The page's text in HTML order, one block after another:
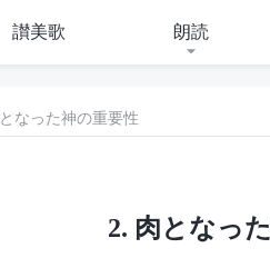
讃美歌 朗読
なった神の重要性
2. 肉となっ